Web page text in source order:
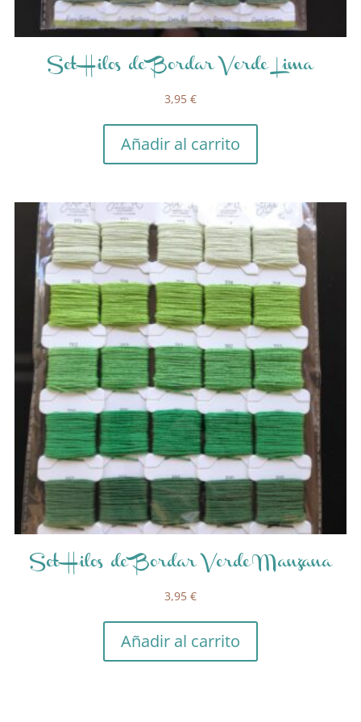
Set Hilos de Bordar Verde Lima
3,95 €
Añadir al carrito
Set Hilos de Bordar Verde Manzana
3,95 €
Añadir al carrito